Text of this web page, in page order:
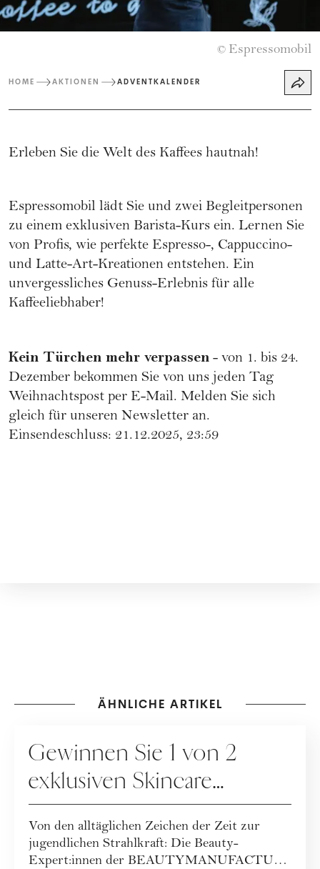
© Espressomobil
HOME AKTIONEN ADVENTKALENDER
Erleben Sie die Welt des Kaffees hautnah!
Espressomobil lädt Sie und zwei Begleitpersonen
zu einem exklusiven Barista-Kurs ein. Lernen Sie
von Profis, wie perfekte Espresso-, Cappuccino-
und Latte-Art-Kreationen entstehen. Ein
unvergessliches Genuss-Erlebnis für alle
Kaffeeliebhaber!
Kein Türchen mehr verpassen - von 1. bis 24.
Dezember bekommen Sie von uns jeden Tag
Weihnachtspost per E-Mail. Melden Sie sich
gleich für unseren Newsletter an.
Einsendeschluss: 21.12.2025, 23:59
ÄHNLICHE ARTIKEL
Gewinnen Sie 1 von 2
exklusiven Skincare
Packages der
BEAUTYMANUFACTUR!
Von den alltäglichen Zeichen der Zeit zur
jugendlichen Strahlkraft: Die Beauty-
Expert:innen der BEAUTYMANUFACTUR